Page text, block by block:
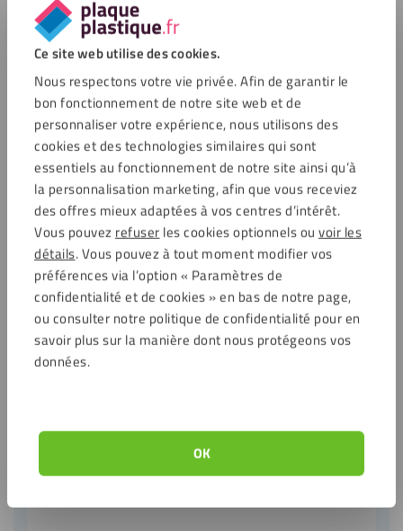
Ce site web utilise des cookies.
Nous respectons votre vie privée. Afin de garantir le
bon fonctionnement de notre site web et de
personnaliser votre expérience, nous utilisons des
cookies et des technologies similaires qui sont
essentiels au fonctionnement de notre site ainsi qu’à
la personnalisation marketing, afin que vous receviez
des offres mieux adaptées à vos centres d’intérêt.
Vous pouvezrefuserles cookies optionnels ou voir les
détails. Vous pouvez à tout moment modifier vos
préférences via l’option « Paramètres de
confidentialité et de cookies » en bas de notre page,
ou consulter notre politique de confidentialité pour en
savoir plus sur la manière dont nous protégeons vos
données.
OK
terme, l’effort en vaut la peine »
Autres DIY-Awards
Laissez-vous inspirer par les participations aux
DIY-Awards des autres. Ou participez vous
aussi et tentez de remporter de superbes prix !
Affiches de jardin sans anneaux avec
dos en plexiglas
Vincent a eu une idée ingénieuse et créative pour
son jardin ! Il a créé de superbes posters de jardin …
Projet de :Vincent
Soumis :Trimestre 2 – 2021
Laurent a remplacé son ancien banc et trouvez de